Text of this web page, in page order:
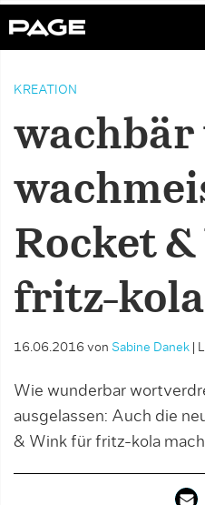
KREATION
wachbär
Rocket
fritz-kola
16.06.2016 von Sabine Danek
Wie wunderbar
ausgelassen: Auch die
& Wink für fritz-kola